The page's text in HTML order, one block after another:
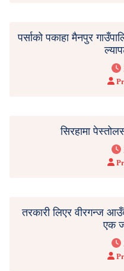
पर्साको पकाहा मैनपुर
सिरहामा
तरकारी लिएर वीरगन्ज
एक